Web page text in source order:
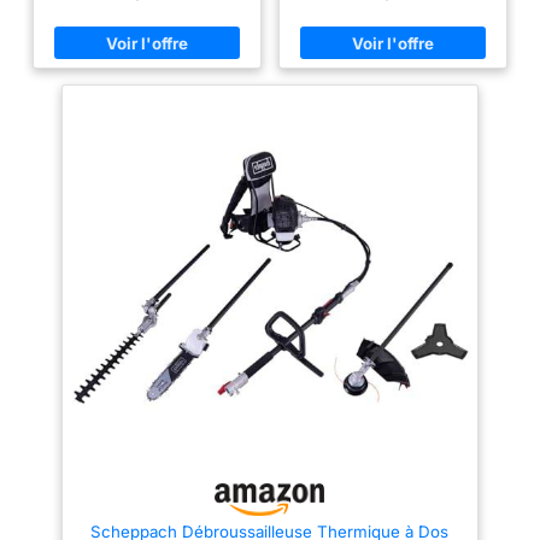
starter et pompe
d'amorçage pour un
démarrage facile et
: Ce produit a été
rigoureusement
sélectionné et testé
par nos équipes en
Haute-Loire. Pièces
de rechange en stock
permanent.
PUISSANT ET EFFICACE :
Moteur thermique 51,7 cm³ à 2
temps offrant 3 CV de
avec double fil et lame de 31 cm
pour ronces et hautes herbes.
Taille-haie à lame double 390
mm pour une coupe rapide et
SÉCURITÉ ET
CONFORT : Harnais ajustable,
poignée antiglisse et extension
de 1 mètre fournie. Lanceur,
starter et pompe d'amorçage
pour un démarrage facile et
sans effort.
MARQUE
FRANÇAISE : Ce produit a été
Scheppach Débroussailleuse Thermique à Dos